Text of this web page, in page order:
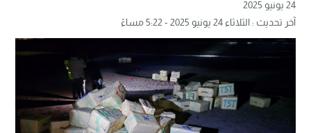
24 يونيو 2025
آخر تحديث : الثلاثاء 24 يونيو 2025 - 5:22 مساءً